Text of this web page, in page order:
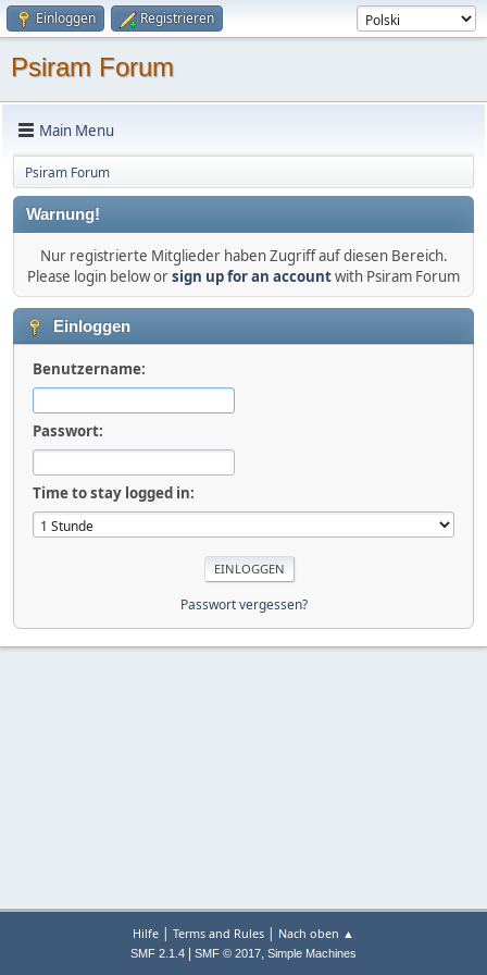
Einloggen Registrieren
Psiram Forum
Main Menu
Psiram Forum
Warnung!
Nur registrierte Mitglieder haben Zugriff auf diesen Bereich.
Please login below orsign up for an accountwith Psiram Forum
Einloggen
Benutzername:
Passwort:
Time to stay logged in:
Passwort vergessen?
Hilfe | Terms and Rules | Nach oben ▲
SMF 2.1.4 SMF © 2017, Simple Machines